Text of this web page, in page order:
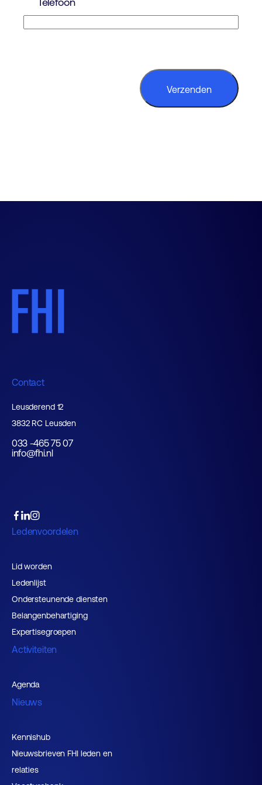
Contact
Leusderend 12
3832 RC Leusden
033 -465 75 07
info@fhi.nl
Ledenvoordelen
Lid worden
Ledenlijst
Ondersteunende diensten
Belangenbehartiging
Expertisegroepen
Activiteiten
Agenda
Nieuws
Kennishub
Nieuwsbrieven FHI leden en
relaties